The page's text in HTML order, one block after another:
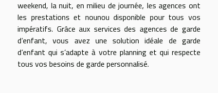
weekend, la nuit, en milieu de journée, les agences ont
les prestations et nounou disponible pour tous vos
impératifs. Grâce aux services des agences de garde
d’enfant, vous avez une solution idéale de garde
d’enfant qui s’adapte à votre planning et qui respecte
tous vos besoins de garde personnalisé.